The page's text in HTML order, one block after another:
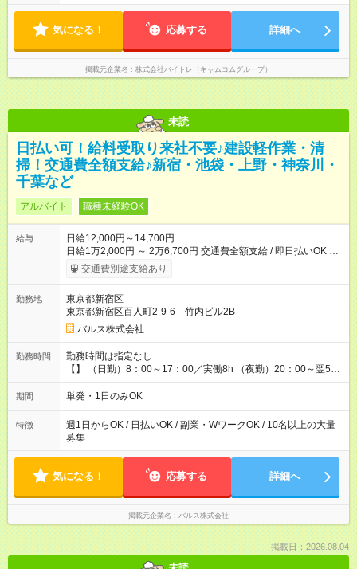
気になる！ 応募する 詳細へ
掲載元企業名 株式会社バイトレ（キャムコムグループ）
未読
日払い可！給料受取り来社不要♪建設軽作業・清
掃！交通費全額支給♪新宿・池袋・上野・神奈川・
千葉など
アルバイト 職種未経験OK
給与
日給12,000円～14,700円
日給1万2,000円 ～ 2万6,700円 交通費全額支給 / 即日払いOK ✨
繁忙期キャンペーン✨で
交通費別途支給あり
勤務地
東京都新宿区
東京都新宿区百人町2‐9‐6 竹内ビル2B
バルス株式会社
勤務時間
勤務時間は指定なし
【】 （日勤）8：00～17：00／実働8h （夜勤）20：00～翌5：
00／実働8h （夕勤）00：00～翌4：00／実働4h
期間 単発・1日のみOK
特徴
週1日からOK / 日払いOK / 副業・WワークOK / 10名以上の大量
募集
気になる！ 応募する 詳細へ
掲載元企業名 バルス株式会社
掲載日：2026.08.04